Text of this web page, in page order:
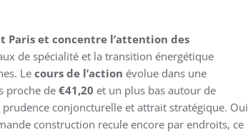
Paris et concentre l’attention des
de spécialité et la transition énergétique
Le cours de l’action évolue dans une
proche de €41,20 et un plus bas autour de
prudence conjoncturelle et attrait stratégique. Oui
construction recule encore par endroits, ce